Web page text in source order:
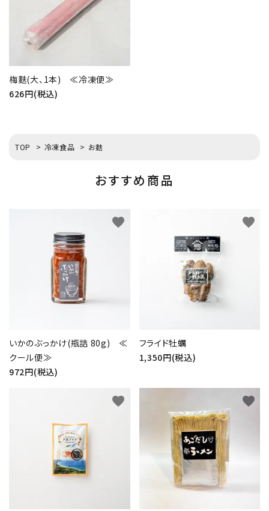
梅麩(大、1本) ≪冷凍便≫
626円(税込)
TOP > 冷凍食品 > お麩
おすすめ商品
いかのぶっかけ(瓶詰 80g) ≪
クール便≫
972円(税込)
favorite
フライド牡蠣
1,350円(税込)
favorite
favorite favorite